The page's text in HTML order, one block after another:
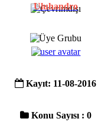
Uluhandro
Kayıt: 11-08-2016
Konu Sayısı : 0